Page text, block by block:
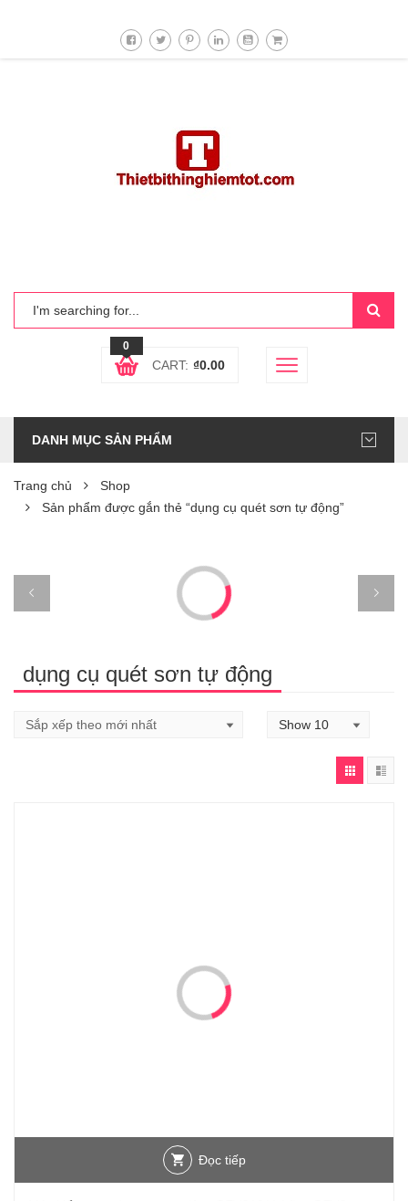
0
CART: ₫0.00
DANH MỤC SẢN PHẨM
Trang chủ
Shop
Sản phẩm được gắn thẻ “dụng cụ quét sơn tự động”
dụng cụ quét sơn tự động
Đọc tiếp